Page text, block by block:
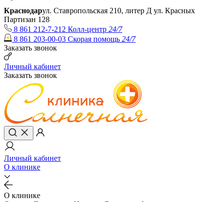
Краснодарул. Ставропольская 210, литер Д ул. Красных
Партизан 128
8 861 212-7-212 Колл-центр 24/7
8 861 203-00-03 Скорая помощь 24/7
Заказать звонок
Личный кабинет
Заказать звонок
Личный кабинет
О клинике
О клинике